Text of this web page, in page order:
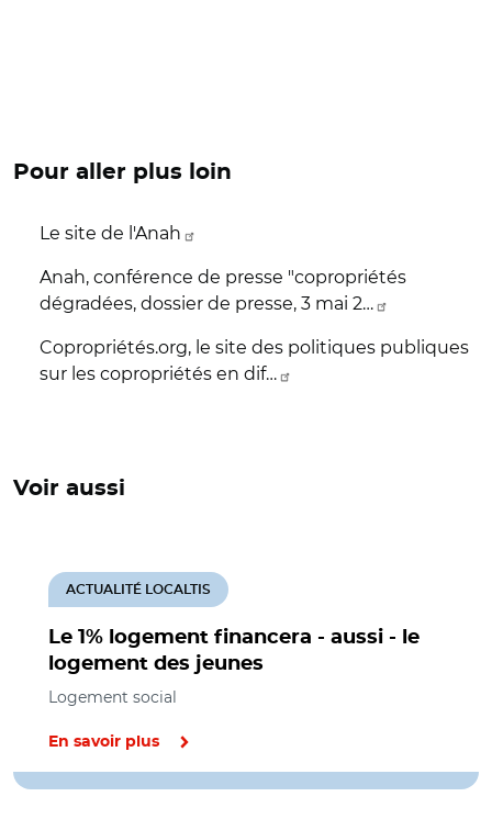
Pour aller plus loin
Le site de l'Anah
Anah, conférence de presse "copropriétés
dégradées, dossier de presse, 3 mai 2…
Copropriétés.org, le site des politiques publiques
sur les copropriétés en dif…
Voir aussi
Le 1% logement financera - aussi - le
logement des jeunes
ACTUALITÉ LOCALTIS
Logement social
En savoir plus